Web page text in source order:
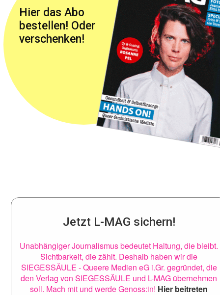
Hier das Abo
bestellen! Oder
verschenken!
Jetzt L-MAG sichern!
Unabhängiger Journalismus bedeutet Haltung, die bleibt.
Sichtbarkeit, die zählt. Deshalb haben wir die
SIEGESSÄULE - Queere Medien eG i.Gr. gegründet, die
den Verlag von SIEGESSÄULE und L-MAG übernehmen
soll. Mach mit und werde Genoss:in! Hier beitreten